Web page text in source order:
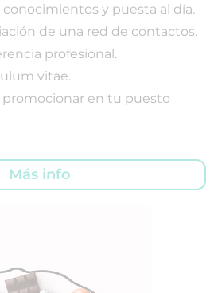
y puesta al día.
de una red de contactos.
profesional.
vitae.
promocionar en tu puesto
Más info